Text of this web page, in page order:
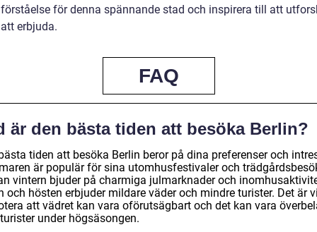
för denna spännande stad och inspirera till att
erbjuda.
FAQ
är den bästa tiden att besöka Berlin?
tiden att besöka Berlin beror på dina preferenser och
är populär för sina utomhusfestivaler och
vintern bjuder på charmiga julmarknader och
och hösten erbjuder mildare väder och mindre turister. Det är
att vädret kan vara oförutsägbart och det kan vara
under högsäsongen.